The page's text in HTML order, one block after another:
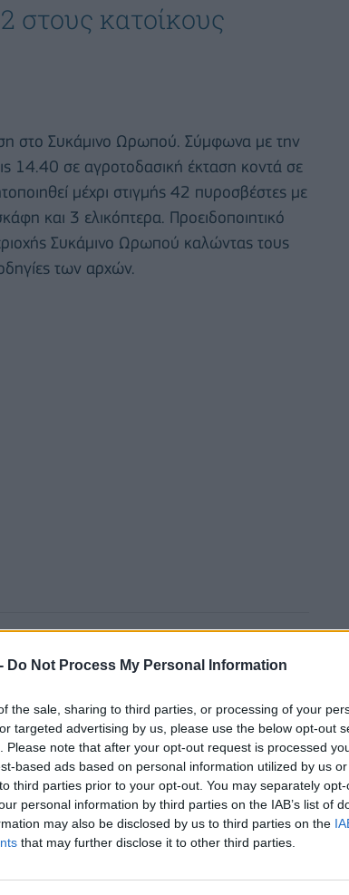
Do Not Process My Personal Information
the sale, sharing to third parties, or processing of your
targeted advertising by us, please use the below opt-out
Please note that after your opt-out request is processed
based ads based on personal information utilized by us
third parties prior to your opt-out. You may separately
personal information by third parties on the IAB’s list of
may also be disclosed by us to third parties on the
that may further disclose it to other third parties.
στους κατοίκους
στο Συκάμινο Ωρωπού. Σύμφωνα με την
14.40 σε αγροτοδασική έκταση κοντά σε
μέχρι στιγμής 42 πυροσβέστες με
και 3 ελικόπτερα. Προειδοποιητικό
Συκάμινο Ωρωπού καλώντας τους
των αρχών.